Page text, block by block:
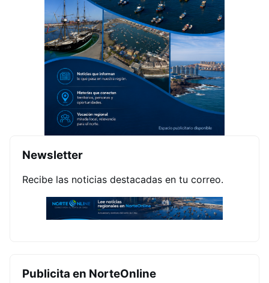
Newsletter
Recibe las noticias destacadas en tu correo.
Publicita en NorteOnline